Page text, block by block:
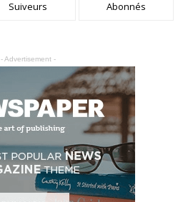
Suiveurs Abonnés
- Advertisement -